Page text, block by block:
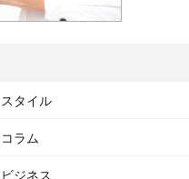
スタイル
コラム
ビジネス